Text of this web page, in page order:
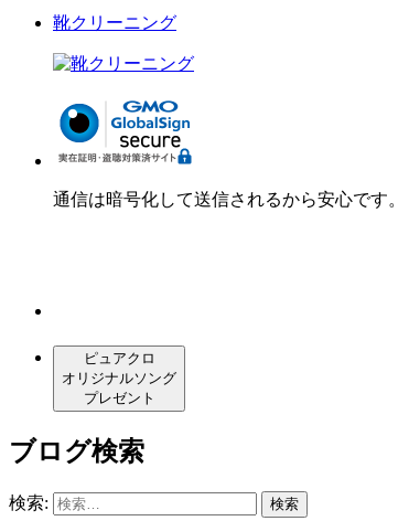
靴クリーニング
通信は暗号化して送信されるから安心です。
ピュアクロ
オリジナルソング
プレゼント
ブログ検索
検索: